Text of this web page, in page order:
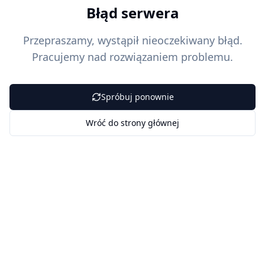
Błąd serwera
Przepraszamy, wystąpił nieoczekiwany błąd.
Pracujemy nad rozwiązaniem problemu.
Spróbuj ponownie
Wróć do strony głównej